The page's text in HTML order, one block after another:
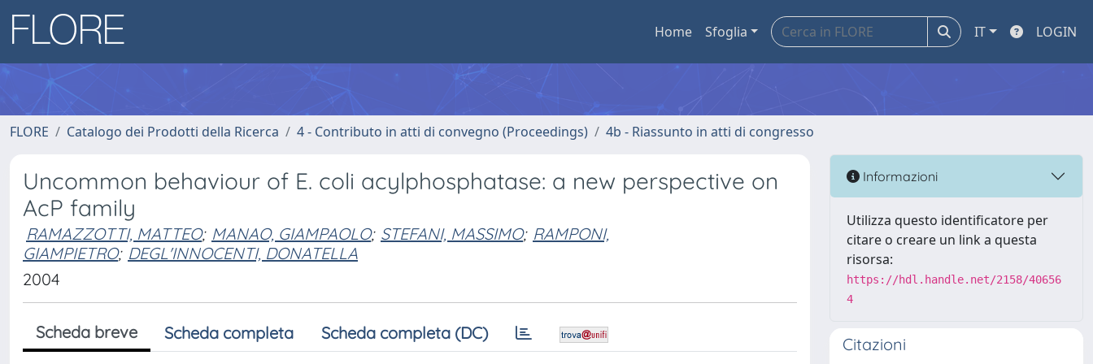
Home Sfoglia IT LOGIN
FLORE Catalogo dei Prodotti della Ricerca 4 - Contributo in atti di convegno (Proceedings) 4b - Riassunto in atti di congresso
Uncommon behaviour of E. coli acylphosphatase: a new perspective on
AcP family
RAMAZZOTTI, MATTEO; MANAO, GIAMPAOLO; STEFANI, MASSIMO; RAMPONI,
GIAMPIETRO; DEGL'INNOCENTI, DONATELLA
2004
Scheda breve Scheda completa Scheda completa (DC)
Informazioni
Utilizza questo identificatore per
citare o creare un link a questa
risorsa:
https://hdl.handle.net/2158/40656
4
Citazioni